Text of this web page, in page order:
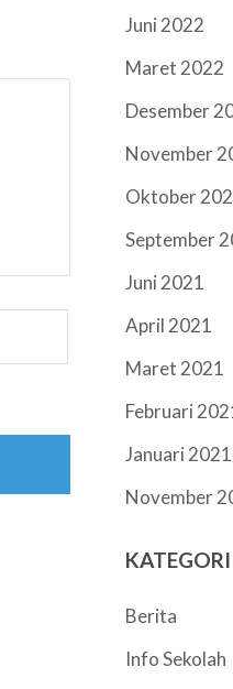
Juni 2022
Maret 2022
Desember
November
Oktober
September
Juni 2021
April 2021
Maret 2021
Februari
Januari 2021
November
KATEGORI
Berita
Info Sekolah